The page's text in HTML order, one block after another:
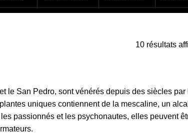
10 résultats
le San Pedro, sont vénérés depuis des siècles
uniques contiennent de la mescaline, un
passionnés et les psychonautes, elles peuvent